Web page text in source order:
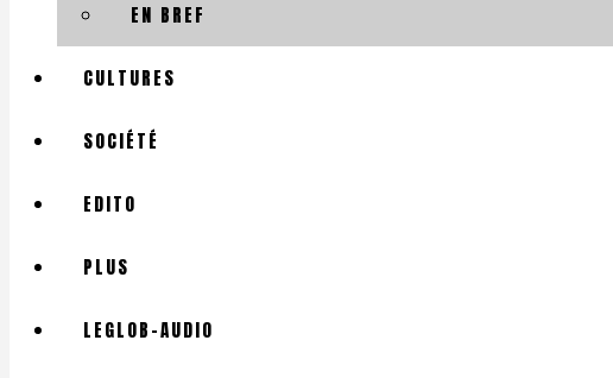
EN BREF
CULTURES
SOCIÉTÉ
EDITO
PLUS
LEGLOB-AUDIO